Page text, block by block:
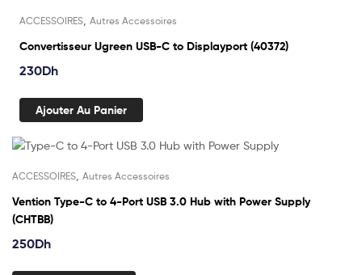
ACCESSOIRES Autres Accessoires
Convertisseur Ugreen USB-C to Displayport (40372)
230Dh
Ajouter Au Panier
ACCESSOIRES Autres Accessoires
Vention Type-C to 4-Port USB 3.0 Hub with Power Supply
(CHTBB)
250Dh